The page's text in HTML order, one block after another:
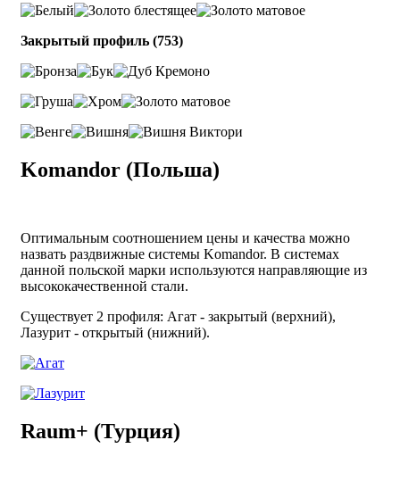
Закрытый профиль (753)
Komandor (Польша)
Оптимальным соотношением цены и качества можно
назвать раздвижные системы Komandor. В системах
данной польской марки используются направляющие из
высококачественной стали.
Существует 2 профиля: Агат - закрытый (верхний),
Лазурит - открытый (нижний).
Raum+ (Турция)